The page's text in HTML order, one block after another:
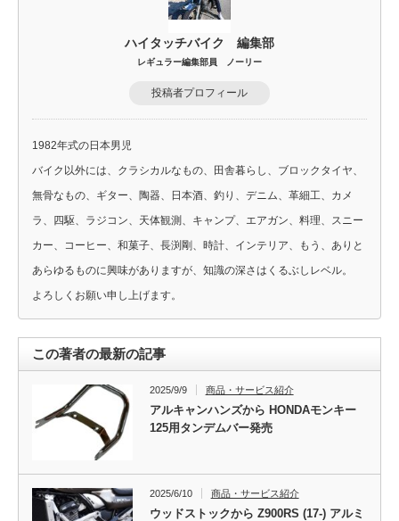
ハイタッチバイク 編集部
レギュラー編集部員 ノーリー
投稿者プロフィール
1982年式の日本男児
バイク以外には、クラシカルなもの、田舎暮らし、ブロックタイヤ、
無骨なもの、ギター、陶器、日本酒、釣り、デニム、革細工、カメ
ラ、四駆、ラジコン、天体観測、キャンプ、エアガン、料理、スニー
カー、コーヒー、和菓子、長渕剛、時計、インテリア、もう、ありと
あらゆるものに興味がありますが、知識の深さはくるぶしレベル。
よろしくお願い申し上げます。
この著者の最新の記事
2025/9/9 商品・サービス紹介
アルキャンハンズから HONDAモンキー
125用タンデムバー発売
2025/6/10 商品・サービス紹介
ウッドストックから Z900RS (17-) アルミ